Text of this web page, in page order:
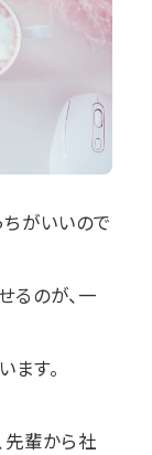
ちがいいので
るのが、一
ます。
先輩から社